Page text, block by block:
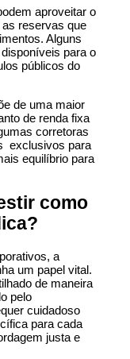
aproveitar o
reservas que
Alguns
para o
públicos do
de uma maior
de renda fixa
corretoras
exclusivos para
equilíbrio para
como
a
um papel vital.
de maneira
pelo
cuidadoso
para cada
justa e